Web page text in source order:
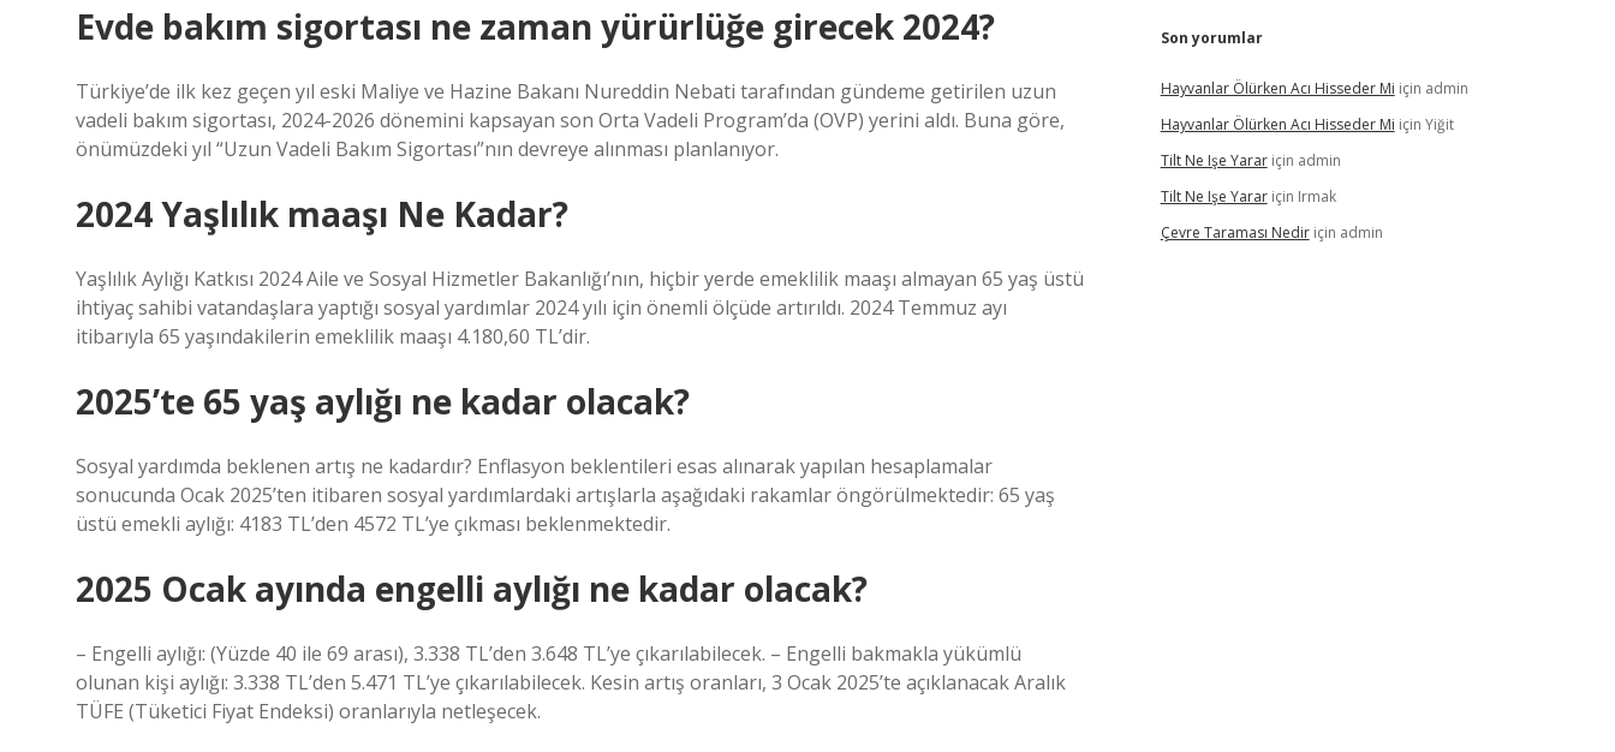
Evde bakım sigortası ne zaman yürürlüğe girecek 2024?
Türkiye’de ilk kez geçen yıl eski Maliye ve Hazine Bakanı Nureddin Nebati tarafından gündeme getirilen uzun
vadeli bakım sigortası, 2024-2026 dönemini kapsayan son Orta Vadeli Program’da (OVP) yerini aldı. Buna göre,
önümüzdeki yıl “Uzun Vadeli Bakım Sigortası”nın devreye alınması planlanıyor.
2024 Yaşlılık maaşı Ne Kadar?
Yaşlılık Aylığı Katkısı 2024 Aile ve Sosyal Hizmetler Bakanlığı’nın, hiçbir yerde emeklilik maaşı almayan 65 yaş üstü
ihtiyaç sahibi vatandaşlara yaptığı sosyal yardımlar 2024 yılı için önemli ölçüde artırıldı. 2024 Temmuz ayı
itibarıyla 65 yaşındakilerin emeklilik maaşı 4.180,60 TL’dir.
2025’te 65 yaş aylığı ne kadar olacak?
Sosyal yardımda beklenen artış ne kadardır? Enflasyon beklentileri esas alınarak yapılan hesaplamalar
sonucunda Ocak 2025’ten itibaren sosyal yardımlardaki artışlarla aşağıdaki rakamlar öngörülmektedir: 65 yaş
üstü emekli aylığı: 4183 TL’den 4572 TL’ye çıkması beklenmektedir.
2025 Ocak ayında engelli aylığı ne kadar olacak?
– Engelli aylığı: (Yüzde 40 ile 69 arası), 3.338 TL’den 3.648 TL’ye çıkarılabilecek. – Engelli bakmakla yükümlü
olunan kişi aylığı: 3.338 TL’den 5.471 TL’ye çıkarılabilecek. Kesin artış oranları, 3 Ocak 2025’te açıklanacak Aralık
TÜFE (Tüketici Fiyat Endeksi) oranlarıyla netleşecek.
Son yorumlar
Hayvanlar Ölürken Acı Hisseder Mi için admin
Hayvanlar Ölürken Acı Hisseder Mi için Yiğit
Tilt Ne Işe Yarariçin admin
Tilt Ne Işe Yarariçin Irmak
Çevre Taraması Nediriçin admin